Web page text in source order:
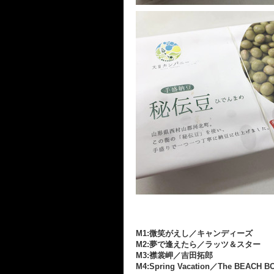
M1:微笑がえし／キャンディーズ
M2:夢で逢えたら／ラッツ＆スター
M3:襟裳岬／吉田拓郎
M4:Spring Vacation／The BEACH